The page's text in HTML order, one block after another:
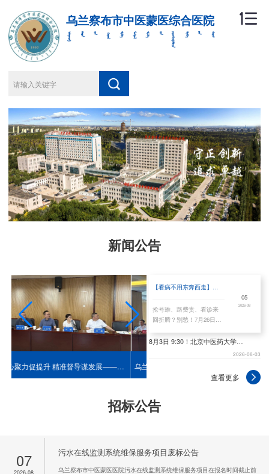
乌兰察布市中医蒙医综合医院
新闻公告
乌兰察布市中医蒙医医院党委组织收看庆祝中国共产党成立105周年大会
【看病不用东奔西走】本周北京协和医院3位三甲名医莅临乌兰察布市中蒙医院出诊手术｜覆盖呼吸、肝胆、过敏
抢号难、路费贵、看诊来
回折腾？别愁！7月26日
医蒙医综合医院特邀北京
05
2026-08
2026-08-03
查看更多
招标公告
07
2026-08
污水在线监测系统维保服务项目废标公告
乌兰察布市中医蒙医医院污水在线监测系统维保服务项目在报名时间截止前